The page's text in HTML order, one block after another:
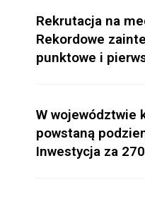
Rekrutacja na
Rekordowe
punktowe i
W województwie
powstaną
Inwestycja za